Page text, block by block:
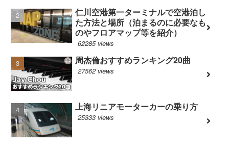
仁川空港第一ターミナルで空港泊し
た方法と場所（泊まるのに必要なも
のやフロアマップ等を紹介）
62285 views
周杰倫おすすめランキング20曲
27562 views
上海リニアモーターカーの乗り方
25333 views